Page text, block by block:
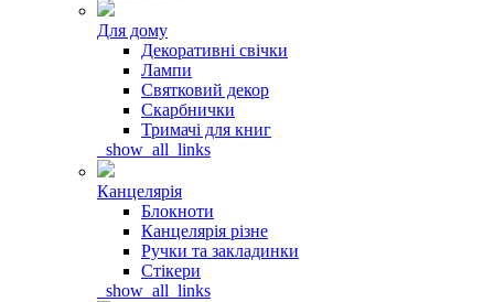
Для дому
Декоративні свічки
Лампи
Святковий декор
Скарбнички
Тримачі для книг
_show_all_links
Канцелярія
Блокноти
Канцелярія різне
Ручки та закладинки
Стікери
_show_all_links